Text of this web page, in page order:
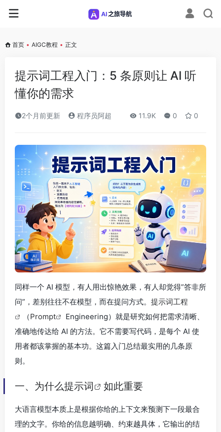
首页 • AIGC教程 • 正文
提示词工程入门：5 条原则让 AI 听
懂你的需求
2个月前更新 程序员阿超 11.9K 0 0
同样一个 AI 模型，有人用出惊艳效果，有人却觉得”答非所
问”，差别往往不在模型，而在提问方式。 提示词工程
（Prompt
Engineering）就是研究如何把需求清晰、
准确地传达给 AI 的方法。它不需要写代码，是每个 AI 使
用者都该掌握的基本功。这篇入门总结最实用的几条原
则。
一、为什么提示词 如此重要
大语言模型本质上是根据你给的上下文来预测下一段最合
理的文字。你给的信息越明确、约束越具体，它输出的结